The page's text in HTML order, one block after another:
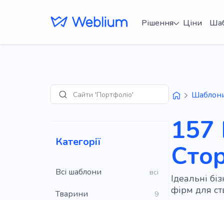
Рішення Ціни
ПошукСайти 'Портфоліо'
Категорії
Всі шаблони всі
Тварини 9
157
Ідеальні
фірм для